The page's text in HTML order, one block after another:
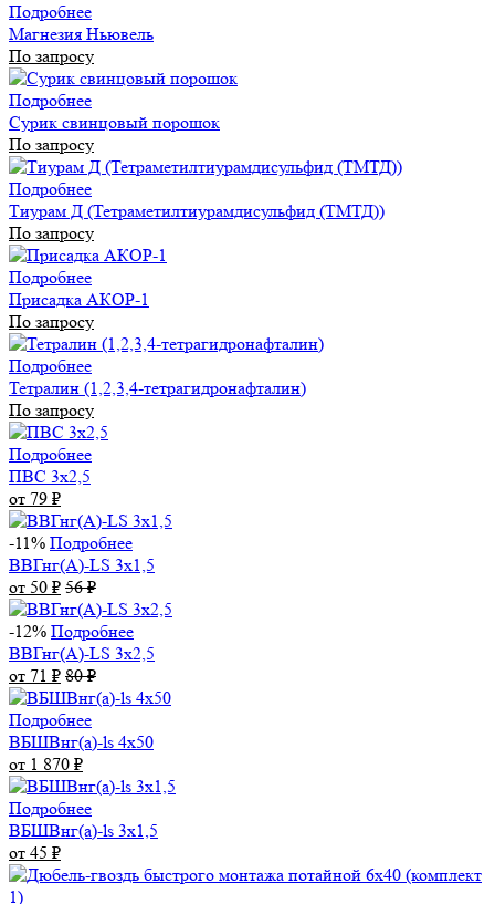
Подробнее
Магнезия Ньювель
По запросу
Подробнее
Сурик свинцовый порошок
По запросу
Подробнее
Тиурам Д (Тетраметилтиурамдисульфид (ТМТД))
По запросу
Подробнее
Присадка АКОР-1
По запросу
Подробнее
Тетралин (1,2,3,4-тетрагидронафталин)
По запросу
Подробнее
ПВС 3х2,5
от 79 ₽
-11% Подробнее
ВВГнг(А)-LS 3х1,5
от 50 ₽ 56₽
-12% Подробнее
ВВГнг(А)-LS 3х2,5
от 71 ₽ 80₽
Подробнее
ВБШВнг(а)-ls 4x50
от 1 870 ₽
Подробнее
ВБШВнг(а)-ls 3х1,5
от 45 ₽